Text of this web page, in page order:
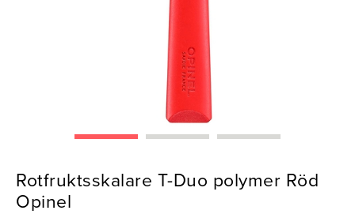
Rotfruktsskalare T-Duo polymer Röd
Opinel